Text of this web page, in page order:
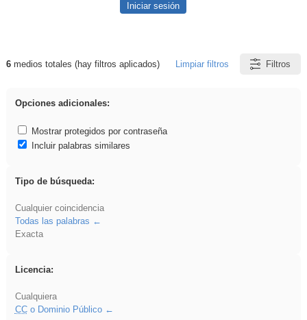
Iniciar sesión
Resultados de: fruto
6medios totales (hay filtros aplicados) Limpiar filtros Filtros
Opciones adicionales:
Mostrar protegidos por contraseña
Incluir palabras similares
Tipo de búsqueda:
Cualquier coincidencia
Todas las palabras
Exacta
Licencia:
Cualquiera
CCo Dominio Público